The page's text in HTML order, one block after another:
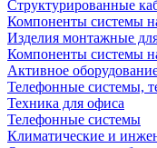
Структурированные
Компоненты системы
Изделия монтажные
Компоненты системы
Активное
Телефонные системы,
Техника для офиса
Телефонные системы
Климатические и